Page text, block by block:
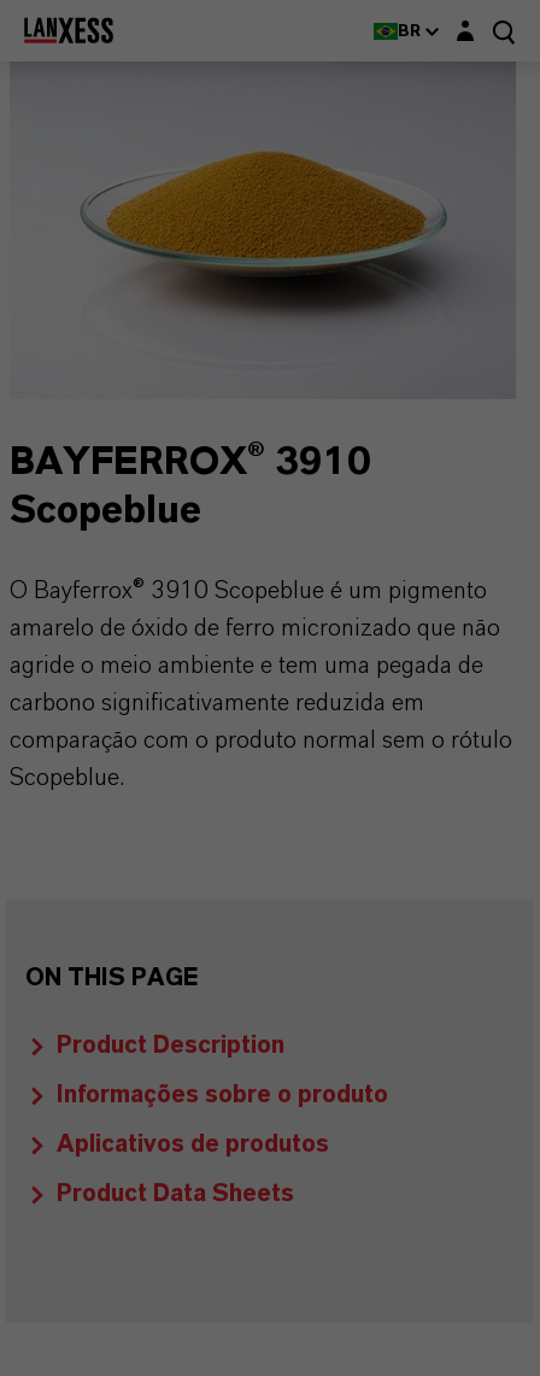
BR Login layer
BAYFERROX® 3910
Scopeblue
O Bayferrox® 3910 Scopeblue é um pigmento
amarelo de óxido de ferro micronizado que não
agride o meio ambiente e tem uma pegada de
carbono significativamente reduzida em
comparação com o produto normal sem o rótulo
Scopeblue.
ON THIS PAGE
Product Description
Informações sobre o produto
Aplicativos de produtos
Product Data Sheets